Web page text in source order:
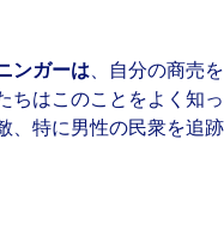
ンガーは、自分の商売
ちはこのことをよく知
特に男性の民衆を追跡